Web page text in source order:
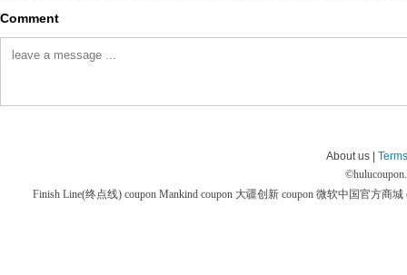
Comment
About us |
©
Finish Line(终点线) coupon Mankind coupon 大疆创新 coupon 微软中国官方商城